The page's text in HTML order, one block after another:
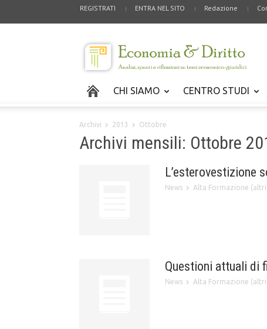
REGISTRATI ENTRA NEL SITO Redazione
CHI SIAMO CENTRO STUDI
Archivi 2013 Ottobre
Archivi mensili: Ottobre
L’esterovestizione
News Alta Formazione (altri
Questioni attuali di
News Alta Formazione (altri